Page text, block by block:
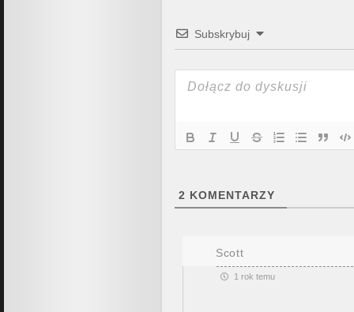
Subskrybuj
2 KOMENTARZY
Scott
1 rok temu